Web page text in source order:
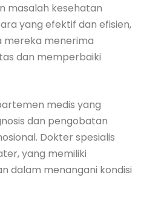
masalah kesehatan
yang efektif dan efisien,
mereka menerima
dan memperbaiki
medis yang
dan pengobatan
Dokter spesialis
yang memiliki
dalam menangani kondisi